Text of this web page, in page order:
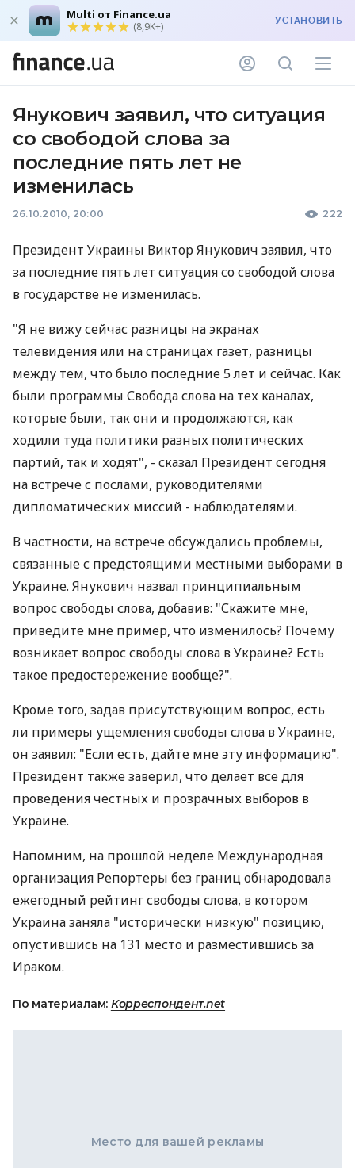
Multi от Finance.ua
(8,9K+) УСТАНОВИТЬ
Янукович заявил, что ситуация
со свободой слова за
последние пять лет не
изменилась
26.10.2010, 20:00 222
Президент Украины Виктор Янукович заявил, что
за последние пять лет ситуация со свободой слова
в государстве не изменилась.
"Я не вижу сейчас разницы на экранах
телевидения или на страницах газет, разницы
между тем, что было последние 5 лет и сейчас. Как
были программы Свобода слова на тех каналах,
которые были, так они и продолжаются, как
ходили туда политики разных политических
партий, так и ходят", - сказал Президент сегодня
на встрече с послами, руководителями
дипломатических миссий - наблюдателями.
В частности, на встрече обсуждались проблемы,
связанные с предстоящими местными выборами в
Украине. Янукович назвал принципиальным
вопрос свободы слова, добавив: "Скажите мне,
приведите мне пример, что изменилось? Почему
возникает вопрос свободы слова в Украине? Есть
такое предостережение вообще?".
Кроме того, задав присутствующим вопрос, есть
ли примеры ущемления свободы слова в Украине,
он заявил: "Если есть, дайте мне эту информацию".
Президент также заверил, что делает все для
проведения честных и прозрачных выборов в
Украине.
Напомним, на прошлой неделе Международная
организация Репортеры без границ обнародовала
ежегодный рейтинг свободы слова, в котором
Украина заняла "исторически низкую" позицию,
опустившись на 131 место и разместившись за
Ираком.
По материалам: Корреспондент.net
Место для вашей рекламы